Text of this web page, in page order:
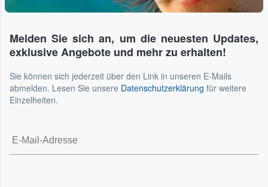
Melden Sie sich an, um die neuesten Updates,
exklusive Angebote und mehr zu erhalten!
Sie können sich jederzeit über den Link in unseren E-Mails
abmelden. Lesen Sie unsere Datenschutzerklärung für weitere
Einzelheiten.